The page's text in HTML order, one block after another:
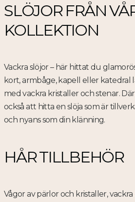
SLÖJOR FRÅN
KOLLEKTION
Vackra slöjor – här hittat du
kort, armbåge, kapell eller katedral
med vackra kristaller och stenar.
också att hitta en slöja som är
och nyans som din klänning.
HÅR TILLBEHÖR
Vågor av pärlor och kristaller,